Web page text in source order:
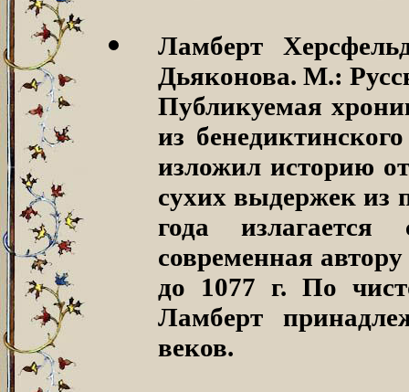
Ламберт
Дьяконова. М.:
Публикуемая
из
изложил историю
сухих выдержек из
года излагается
современная
до 1077 г. По
Ламберт
веков.